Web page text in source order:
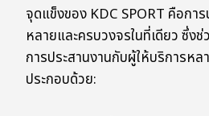
จุดแข็งของ KDC SPORT คือกา
หลายและครบวงจรในที่เดียว ซึ่ง
การประสานงานกับผู้ให้บริการห
ประกอบด้วย: